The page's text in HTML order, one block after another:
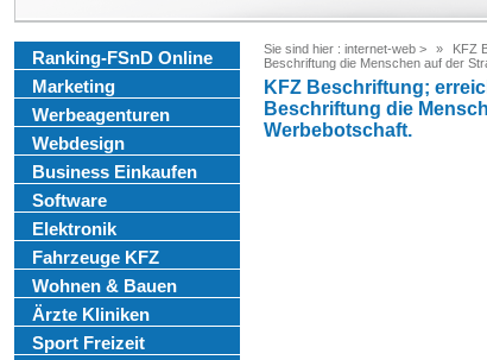
Ranking-FSnD Online
Marketing
Werbeagenturen
Webdesign
Business Einkaufen
Software
Elektronik
Fahrzeuge KFZ
Wohnen & Bauen
Ärzte Kliniken
Sport Freizeit
Sie sind hier : internet-web >
KFZ
Beschriftung die Menschen auf der
KFZ Beschriftung;
Beschriftung die
Werbebotschaft.